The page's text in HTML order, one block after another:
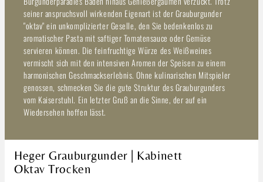
seiner anspruchsvoll wirkenden Eigenart ist der Grauburgunder
"oktav" ein unkomplizierter Geselle, den Sie bedenkenlos zu
aromatischer Pasta mit saftiger Tomatensauce oder Gemüse
servieren können. Die feinfruchtige Würze des Weißweines
vermischt sich mit den intensiven Aromen der Speisen zu einem
harmonischen Geschmackserlebnis. Ohne kulinarischen Mitspieler
genossen, schmecken Sie die gute Struktur des Grauburgunders
vom Kaiserstuhl. Ein letzter Gruß an die Sinne, der auf ein
Wiedersehen hoffen lässt.
Heger Grauburgunder | Kabinett
Oktav Trocken